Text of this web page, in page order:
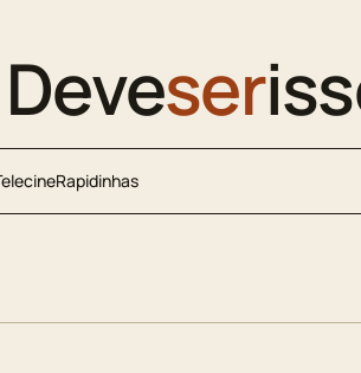
Deveser
Rapidinhas